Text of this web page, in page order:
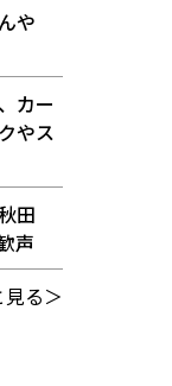
や
カー
やス
田
声
る＞